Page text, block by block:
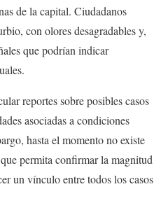
de la capital. Ciudadanos
con olores desagradables y,
que podrían indicar
reportes sobre posibles casos
asociadas a condiciones
hasta el momento no existe
permita confirmar la magnitud
un vínculo entre todos los casos